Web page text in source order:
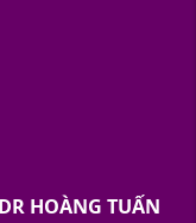
HOÀNG TUẤN